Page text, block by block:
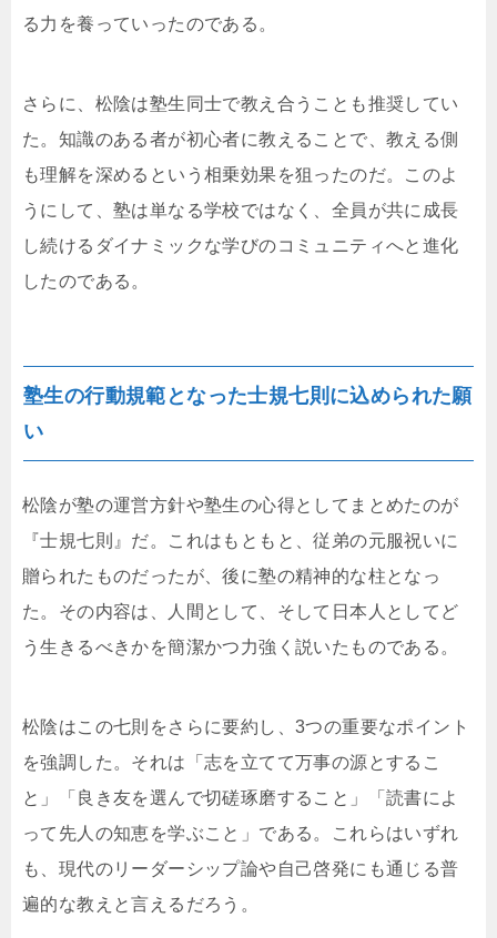
る力を養っていったのである。
さらに、松陰は塾生同士で教え合うことも推奨してい
た。知識のある者が初心者に教えることで、教える側
も理解を深めるという相乗効果を狙ったのだ。このよ
うにして、塾は単なる学校ではなく、全員が共に成長
し続けるダイナミックな学びのコミュニティへと進化
したのである。
塾生の行動規範となった士規七則に込められた願
い
松陰が塾の運営方針や塾生の心得としてまとめたのが
『士規七則』だ。これはもともと、従弟の元服祝いに
贈られたものだったが、後に塾の精神的な柱となっ
た。その内容は、人間として、そして日本人としてど
う生きるべきかを簡潔かつ力強く説いたものである。
松陰はこの七則をさらに要約し、3つの重要なポイント
を強調した。それは「志を立てて万事の源とするこ
と」「良き友を選んで切磋琢磨すること」「読書によ
って先人の知恵を学ぶこと」である。これらはいずれ
も、現代のリーダーシップ論や自己啓発にも通じる普
遍的な教えと言えるだろう。